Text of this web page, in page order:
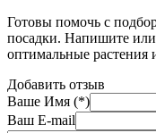
Готовы помочь с
посадки. Напишите
оптимальные растения
Добавить отзыв
Ваше Имя (*)
Ваш E-mail